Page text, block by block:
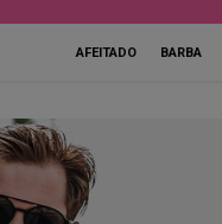
AFEITADO BARBA